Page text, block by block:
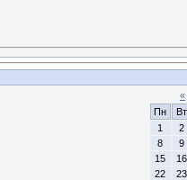
«
Пн
Вт
1
2
8
9
15
16
22
23